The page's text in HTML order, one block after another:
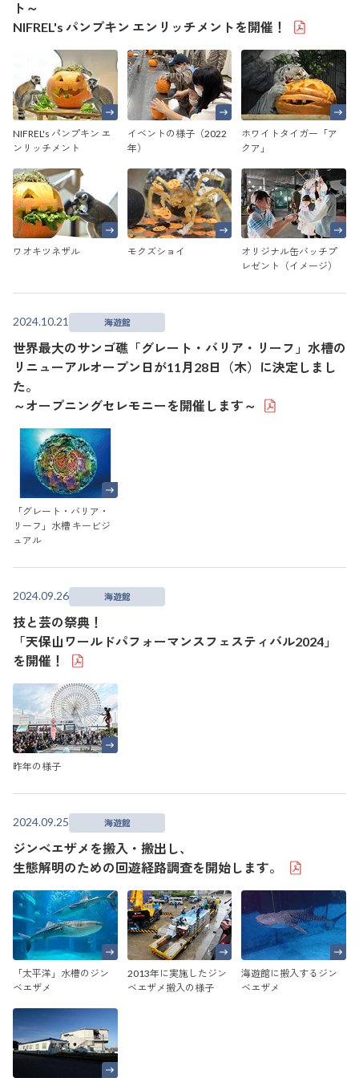
ト～
NIFREL's パンプキン エンリッチメントを開催！
NIFREL's パンプキン エ
ンリッチメント
イベントの様子（2022
年）
ホワイトタイガー「ア
クア」
ワオキツネザル モクズショイ
オリジナル缶バッチプ
レゼント（イメージ）
2024.10.21 海遊館
世界最大のサンゴ礁「グレート・バリア・リーフ」水槽の
リニューアルオープン日が11月28日（木）に決定しまし
た。
～オープニングセレモニーを開催します～
「グレート・バリア・
リーフ」水槽 キービジ
ュアル
2024.09.26 海遊館
技と芸の祭典！
「天保山ワールドパフォーマンスフェスティバル2024」
を開催！
昨年の様子
2024.09.25 海遊館
ジンベエザメを搬入・搬出し、
生態解明のための回遊経路調査を開始します。
「太平洋」水槽のジン
ベエザメ
2013年に実施したジン
ベエザメ搬入の様子
海遊館に搬入するジン
ベエザメ